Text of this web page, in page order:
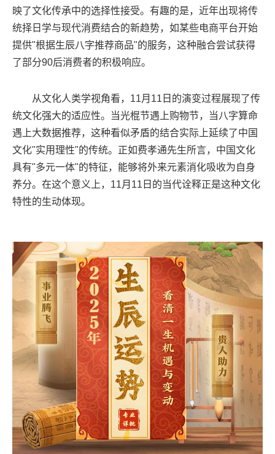
映了文化传承中的选择性接受。有趣的是，近年出现将传
统择日学与现代消费结合的新趋势，如某些电商平台开始
提供"根据生辰八字推荐商品"的服务，这种融合尝试获得
了部分90后消费者的积极响应。
从文化人类学视角看，11月11日的演变过程展现了传
统文化强大的适应性。当光棍节遇上购物节，当八字算命
遇上大数据推荐，这种看似矛盾的结合实际上延续了中国
文化"实用理性"的传统。正如费孝通先生所言，中国文化
具有"多元一体"的特征，能够将外来元素消化吸收为自身
养分。在这个意义上，11月11日的当代诠释正是这种文化
特性的生动体现。